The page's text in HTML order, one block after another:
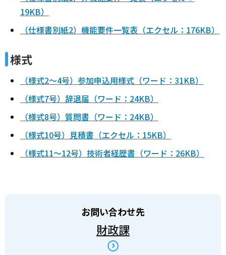
19KB）
（仕様書別紙2）機能要件一覧表（エクセル：176KB）
様式
（様式2～4号）参加申込用様式（ワード：31KB）
（様式7号）辞退届（ワード：24KB）
（様式8号）質問書（ワード：24KB）
（様式10号）見積書（エクセル：15KB）
（様式11～12号）技術者経歴書（ワード：26KB）
お問い合わせ先
財政課